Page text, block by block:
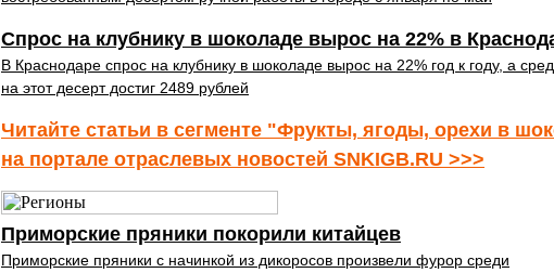
Спрос на клубнику в шоколаде вырос на 22% в
В Краснодаре спрос на клубнику в шоколаде вырос на 22% год к году, а
на этот десерт достиг 2489 рублей
Читайте статьи в сегменте "Фрукты, ягоды, орехи в
на портале отраслевых новостей SNKIGB.RU >>>
Приморские пряники покорили китайцев
Приморские пряники с начинкой из дикоросов произвели фурор среди